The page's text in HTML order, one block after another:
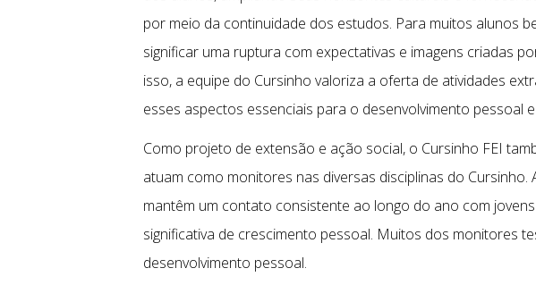
por meio da continuidade dos estudos. Para muitos alunos
significar uma ruptura com expectativas e imagens criadas
isso, a equipe do Cursinho valoriza a oferta de atividades
esses aspectos essenciais para o desenvolvimento pessoal
Como projeto de extensão e ação social, o Cursinho FEI
atuam como monitores nas diversas disciplinas do
mantêm um contato consistente ao longo do ano com
significativa de crescimento pessoal. Muitos dos monitores
desenvolvimento pessoal.